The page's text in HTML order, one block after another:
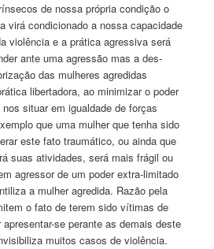
de nossa própria condição o
virá condicionado a nossa capacidade
violência e a prática agressiva será
ante uma agressão mas a des-
das mulheres agredidas
libertadora, ao minimizar o poder
situar em igualdade de forças
que uma mulher que tenha sido
este fato traumático, ou ainda que
suas atividades, será mais frágil ou
agressor de um poder extra-limitado
a mulher agredida. Razão pela
o fato de terem sido vítimas de
se perante as demais deste
muitos casos de violência.